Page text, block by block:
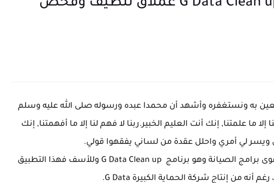
تحميل وتثبيت وشرح G Data Clean up عملاق تنظيف وفحص
به ونستغفره وأشهد أن محمدا عبده ورسوله صلى الله عليه وسلم
ما علمتنا, إنك أنت العليم الخبير.ربنا لا فهم لنا إلا ما أفهمتنا, إنك
ويسر لي أمري واحلل عقدة من لساني يفقهوا قولي.
اليوم بإذن الله نلتقي مع أحد أفضل وأقوى برامج الصيانة وهو برنامج G Data Clean up وللأسف فهذا التطبيق
أنه من إنتاج شركة الحماية الكبيرة G Data.